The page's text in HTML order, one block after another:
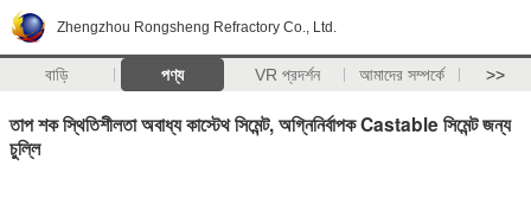
Zhengzhou Rongsheng Refractory Co., Ltd.
বাড়ি পণ্য VR প্রদর্শন আমাদের সম্পর্কে >>
তাপ শক স্থিতিশীলতা অবাধ্য কাস্টেথ সিমেন্ট, অগ্নিনির্বাপক Castable সিমেন্ট জন্য
চুল্লি